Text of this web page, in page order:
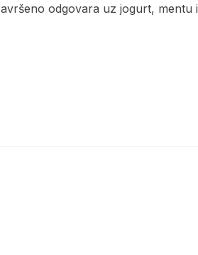
odgovara uz jogurt, mentu i